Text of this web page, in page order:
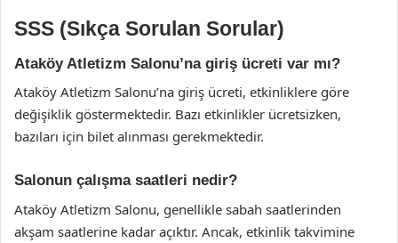
SSS (Sıkça Sorulan Sorular)
Ataköy Atletizm Salonu’na giriş ücreti var mı?
Ataköy Atletizm Salonu’na giriş ücreti, etkinliklere göre
değişiklik göstermektedir. Bazı etkinlikler ücretsizken,
bazıları için bilet alınması gerekmektedir.
Salonun çalışma saatleri nedir?
Ataköy Atletizm Salonu, genellikle sabah saatlerinden
akşam saatlerine kadar açıktır. Ancak, etkinlik takvimine